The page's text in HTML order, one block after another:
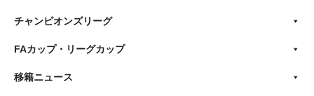
チャンピオンズリーグ
FAカップ・リーグカップ
移籍ニュース